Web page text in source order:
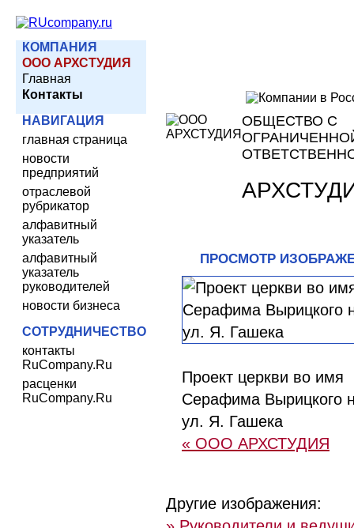
КОМПАНИЯ
ООО АРХСТУДИЯ
Главная
Контакты
НАВИГАЦИЯ
главная страница
новости
предприятий
отраслевой
рубрикатор
алфавитный
указатель
алфавитный
указатель
руководителей
новости бизнеса
СОТРУДНИЧЕСТВО
контакты
RuCompany.Ru
расценки
RuCompany.Ru
ОБЩЕСТВО С
ПРОСМОТР
Проект церкви во имя
Серафима Вырицкого
ул. Я. Гашека
« ООО АРХСТУДИЯ
Другие изображения: